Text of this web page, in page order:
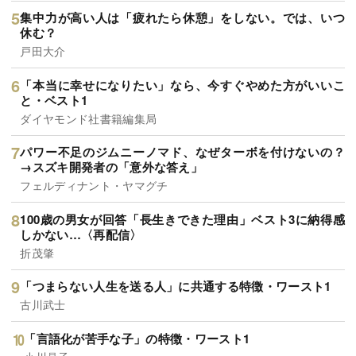
集中力が高い人は「疲れたら休憩」をしない。では、いつ
休む？
戸田大介
「本当に幸せになりたい」なら、今すぐやめた方がいいこ
と・ベスト1
ダイヤモンド社書籍編集局
パワー不足のジムニーノマド、なぜターボを付けないの？
→スズキ開発者の「意外な答え」
フェルディナント・ヤマグチ
100歳の男女が回答「長生きできた理由」ベスト3に納得感
しかない…〈再配信〉
折茂肇
「つまらない人生を送る人」に共通する特徴・ワースト1
古川武士
「言語化が苦手な子」の特徴・ワースト1